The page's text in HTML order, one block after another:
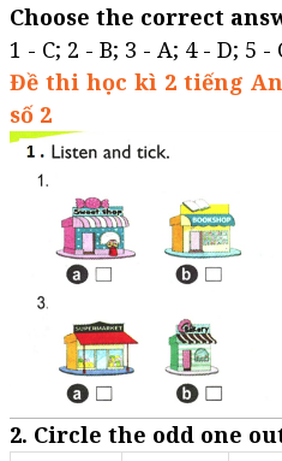
Choose the correct
1 - C; 2 - B; 3 - A; 4 - D; 5 -
Đề thi học kì 2 tiếng
số 2
2. Circle the odd one